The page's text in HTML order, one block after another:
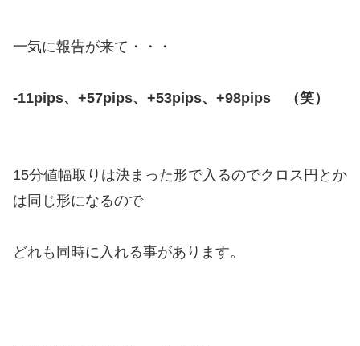
一気に報告が来て・・・
-11pips、+57pips、+53pips、+98pips （笑）
15分値幅取りは決まった形で入るのでクロス円とか
は同じ形になるので
どれも同時に入れる事があります。